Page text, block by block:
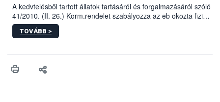
A kedvtelésből tartott állatok tartásáról és forgalmazásáról szóló
41/2010. (II. 26.) Korm.rendelet szabályozza az eb okozta fizikai
sérülés, illetve ennek veszélye keletkezésekor felmerülő
hatósági feladatokat, valamint a veszélyes eb tartását és annak
vonni az ebek viselkedésének megítélésében jártas szakértőt.
TOVÁBB >